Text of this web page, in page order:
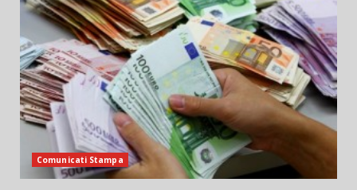
Comunicati Stampa